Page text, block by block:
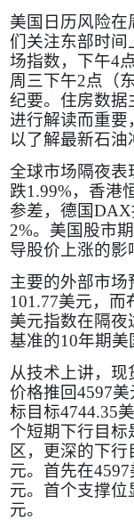
美国日历风险在
们关注东部时间
场指数，下午4
周三下午2点（
纪要。住房数据
进行解读而重要
以了解最新石油
全球市场隔夜表
跌1.99%，香港
参差，德国DAX
2%。美国股市
导股价上涨的影
主要的外部市场
101.77美元，而
美元指数在隔夜
基准的10年期美
从技术上讲，
价格推回4597美
标目标4744.35
个短期下行目标
区，更深的下行
元。首先在4597
元。首个支撑位
元。